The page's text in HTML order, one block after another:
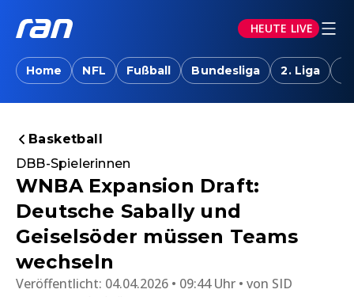
HEUTE LIVE
Home NFL Fußball Bundesliga 2. Liga
Basketball
DBB-Spielerinnen
WNBA Expansion Draft:
Deutsche Sabally und
Geiselsöder müssen Teams
wechseln
Veröffentlicht: 04.04.2026 • 09:44 Uhr von SID